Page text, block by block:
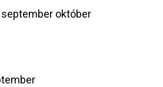
september október